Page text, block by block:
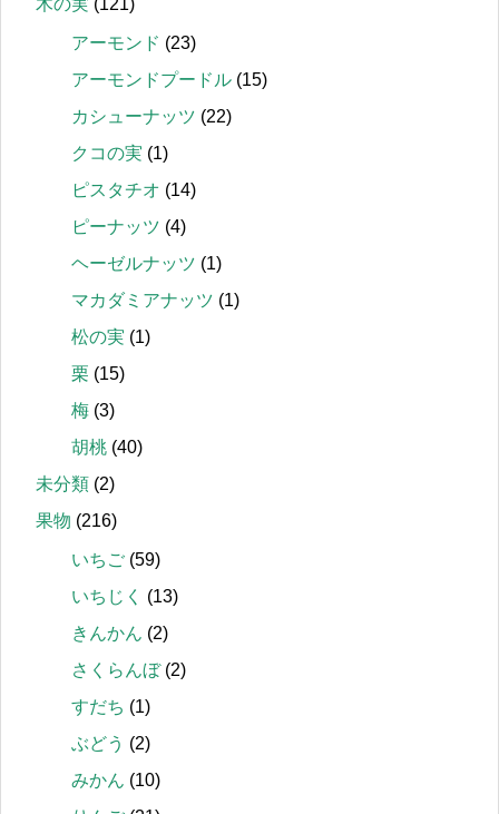
アーモンド (23)
アーモンドプードル (15)
カシューナッツ (22)
クコの実 (1)
ピスタチオ (14)
ピーナッツ (4)
ヘーゼルナッツ (1)
マカダミアナッツ (1)
松の実 (1)
栗 (15)
梅 (3)
胡桃 (40)
未分類 (2)
果物 (216)
いちご (59)
いちじく
(13)
きんかん (2)
さくらんぼ(2)
すだち (1)
ぶどう (2)
みかん (10)